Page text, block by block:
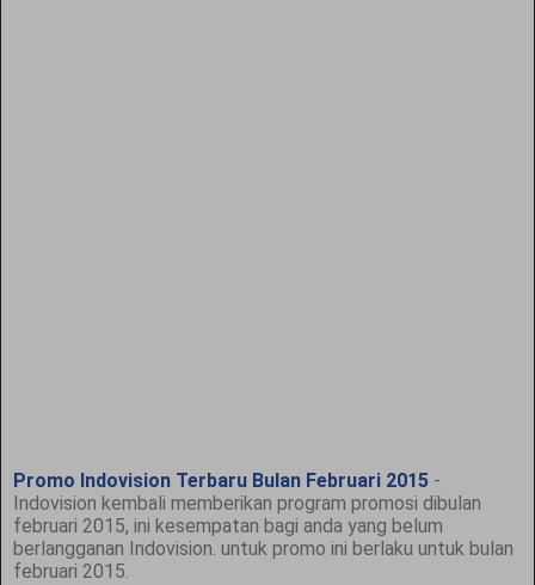
Promo Indovision Terbaru Bulan Februari 2015 -
Indovision kembali memberikan program promosi dibulan
februari 2015, ini kesempatan bagi anda yang belum
berlangganan Indovision. untuk promo ini berlaku untuk bulan
februari 2015.